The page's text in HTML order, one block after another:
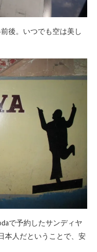
後。いつでも空は美し
で予約したサンディヤ
本人だということで、安